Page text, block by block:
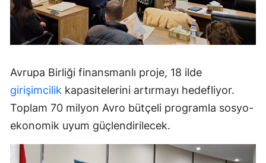
Avrupa Birliği finansmanlı proje, 18 ilde
girişimcilik kapasitelerini artırmayı hedefliyor.
Toplam 70 milyon Avro bütçeli programla sosyo-
ekonomik uyum güçlendirilecek.